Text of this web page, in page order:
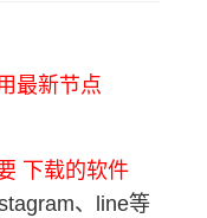
最新节点
下载的软件
、line等